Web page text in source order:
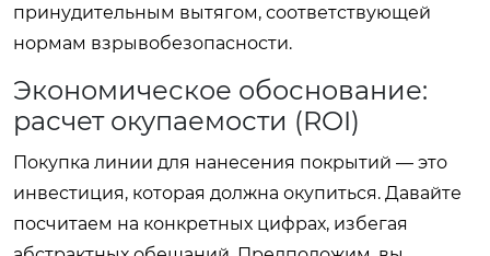
принудительным вытягом, соответствующей
нормам взрывобезопасности.
Экономическое обоснование:
расчет окупаемости (ROI)
Покупка линии для нанесения покрытий — это
инвестиция, которая должна окупиться. Давайте
посчитаем на конкретных цифрах, избегая